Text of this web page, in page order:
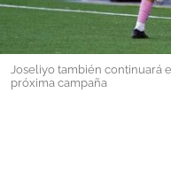
OBRAS
NECROLÓGICAS
Joseliyo también continuará
próxima campaña